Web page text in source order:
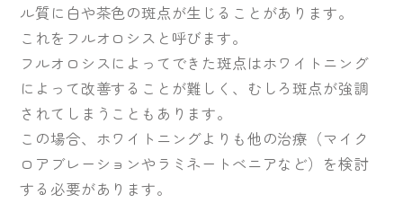
ル質に白や茶色の斑点が生じることがあります。
これをフルオロシスと呼びます。
フルオロシスによってできた斑点はホワイトニング
によって改善することが難しく、むしろ斑点が強調
されてしまうこともあります。
この場合、ホワイトニングよりも他の治療（マイク
ロアブレーションやラミネートべニアなど）を検討
する必要があります。